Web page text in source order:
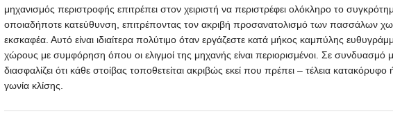
μηχανισμός περιστροφής επιτρέπει στον χειριστή να περιστρέφει ολόκληρο το
οποιαδήποτε κατεύθυνση, επιτρέποντας τον ακριβή προσανατολισμό των πασσάλων
εκσκαφέα. Αυτό είναι ιδιαίτερα πολύτιμο όταν εργάζεστε κατά μήκος καμπύλης
χώρους με συμφόρηση όπου οι ελιγμοί της μηχανής είναι περιορισμένοι. Σε συνδυασμό
διασφαλίζει ότι κάθε στοίβας τοποθετείται ακριβώς εκεί που πρέπει – τέλεια
γωνία κλίσης.